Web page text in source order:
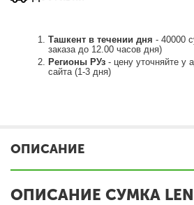
Ташкент в течении дня - 40000
заказа до 12.00 часов дня)
Регионы РУз - цену уточняйте у
сайта (1-3 дня)
ОПИСАНИЕ
ОПИСАНИЕ СУМКА